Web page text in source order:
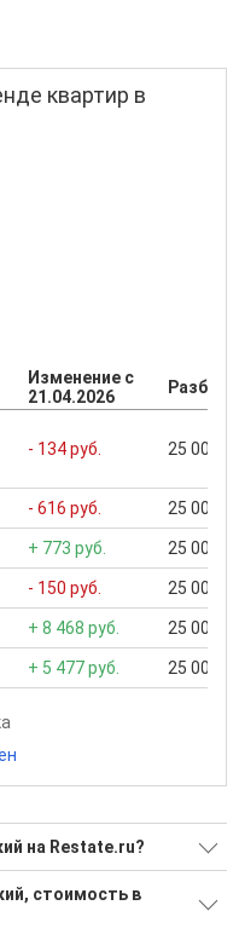
квартир в
Изменение с
21.04.2026
- 134 руб. 25 000
- 616 руб. 25 000
+ 773 руб. 25 000
- 150 руб. 25 000
+ 8 468 руб. 25 000
+ 5 477 руб. 25 000
на Restate.ru?
Хостинский?
стоимость в